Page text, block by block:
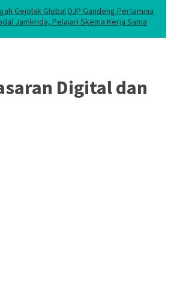
Gejolak GlobalDJP Gandeng Pertamina
Jamkrida, Pelajari Skema Kerja Sama
Digital dan